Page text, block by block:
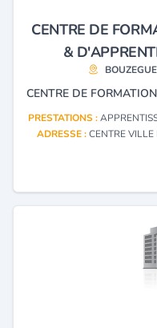
CENTRE DE
&
PRESTATIONS :
ADRESSE :CENTRE